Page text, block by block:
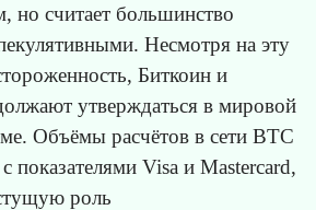
но считает большинство
Несмотря на эту
Биткоин и
утверждаться в мировой
Объёмы расчётов в сети BTC
показателями Visa и Mastercard,
роль